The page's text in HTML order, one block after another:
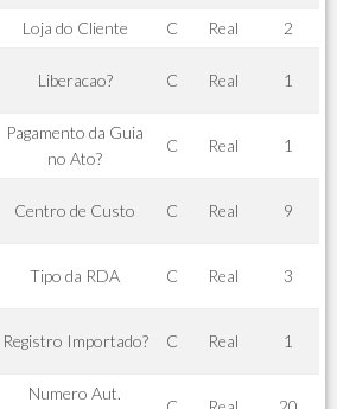
Loja do Cliente C Real
2
Liberacao? C Real 1
Pagamento da Guia
no Ato?
C Real 1
Centro de Custo C Real 9
Tipo da RDA C Real 3
Registro Importado? C Real 1
Numero Aut.